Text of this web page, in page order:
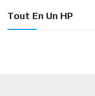
Tout En Un HP